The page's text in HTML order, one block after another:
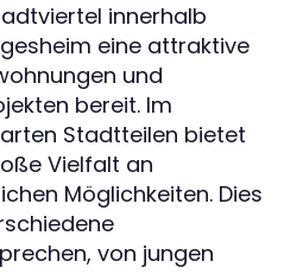
innerhalb
eine attraktive
und
bereit. Im
Stadtteilen bietet
Vielfalt an
Möglichkeiten. Dies
von jungen